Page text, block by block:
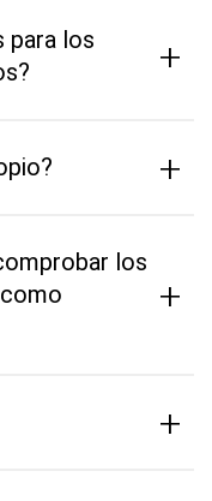
para los
+
+
los
+
+